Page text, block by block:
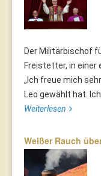
Der Militärbischof
Freistetter, in einer
„Ich freue mich
Leo gewählt hat.
Weiterlesen
Weißer Rauch